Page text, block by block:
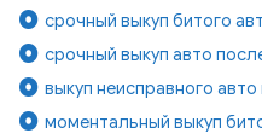
срочный выкуп битого
срочный выкуп авто
выкуп неисправного
моментальный выкуп